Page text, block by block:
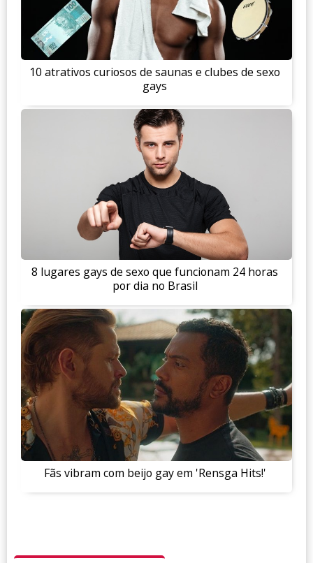
10 atrativos curiosos de saunas e clubes de sexo
gays
8 lugares gays de sexo que funcionam 24 horas
por dia no Brasil
Fãs vibram com beijo gay em 'Rensga Hits!'